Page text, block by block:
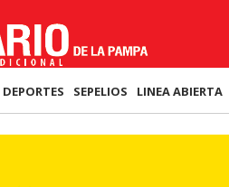
DEPORTES SEPELIOS LINEA ABIERTA